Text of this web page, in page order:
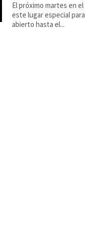
El próximo martes en
este lugar especial
abierto hasta el...